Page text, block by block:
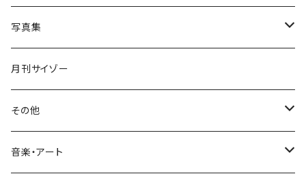
書籍(苫米地英人著)
書籍(沖田臥竜著)
皇治
音楽・アート
写真集
民族ハッピー組
姫乃たま
ぐるちょく1st写真集『Splash!』
月刊サイゾー
その他
瓜田純士／日めくりカレンダー
音楽・アート